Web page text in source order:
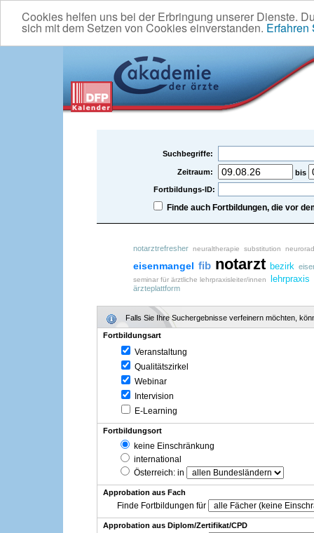
Cookies helfen uns bei der Erbringung unserer Dienste.
sich mit dem Setzen von Cookies einverstanden. Erfahren
Suchbegriffe:
Zeitraum:
bis
Fortbildungs-ID:
Finde auch Fortbildungen, die vor
notarztrefresher neuraltherapie substitution
eisenmangel fib notarzt bezirk
seminar für ärztliche lehrpraxisleiter/innen lehrpraxis
ärzteplattform
Falls Sie Ihre Suchergebnisse verfeinern möchten,
Fortbildungsart
Veranstaltung
Qualitätszirkel
Webinar
Intervision
E-Learning
Fortbildungsort
keine Einschränkung
international
Österreich: in
Approbation aus Fach
Finde Fortbildungen für
Approbation aus Diplom/Zertifikat/CPD